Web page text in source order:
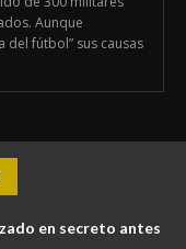
Aunque
del fútbol” sus causas
en secreto antes